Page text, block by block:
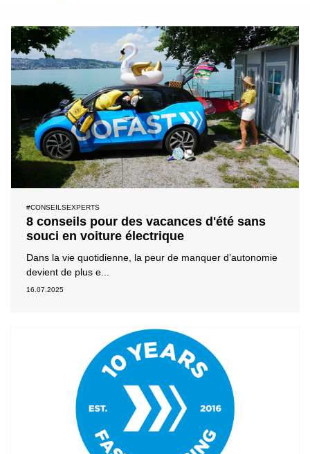
#CONSEILSEXPERTS
8 conseils pour des vacances d'été sans
souci en voiture électrique
Dans la vie quotidienne, la peur de manquer d’autonomie
devient de plus e...
16.07.2025